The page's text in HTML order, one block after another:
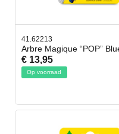
41.62213
Arbre Magique “POP”
€ 13,95
Op voorraad